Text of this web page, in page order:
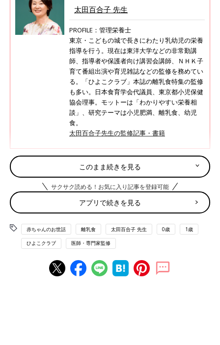
太田百合子 先生
PROFILE：管理栄養士
東京・こどもの城で長きにわたり乳幼児の栄養
指導を行う。現在は東洋大学などの非常勤講
師、指導者や保護者向け講習会講師、ＮＨＫ子
育て番組出演や育児雑誌などの監修を務めてい
る。「ひよこクラブ」本誌の離乳食特集の監修
も多い。日本食育学会代議員、東京都小児保健
協会理事。モットーは「わかりやすい栄養相
談」、研究テーマは小児肥満、離乳食、幼児
食。
太田百合子先生の監修記事・書籍
離乳食で意識して取り入れたい「鉄・カ
ルシウム・亜鉛」。その理由は？おすす
め食材も紹介【専門家】
離乳食の回数が増えてくると、離乳食からとる
栄養の割合がだんだん増えてきます。そのころ
には、栄養バランスを考えた献立にしていきま
が、「鉄・カルシウム・亜鉛」。それはなぜな
のでしょうか。またどのように取り入れたらい
いのかについても、管理栄養士の太田百合子先
「国産？」「無添加？」食材選びで気になることを
知りたい
「食材は国産がいい？」「無添加の食材を選ぶべき？」など、ま
このまま続きを見る
サクサク読める！お気に入り記事を登録可能
アプリで続きを見る
赤ちゃんのお世話 離乳食 太田百合子 先生 0歳 1歳
ひよこクラブ 医師・専門家監修